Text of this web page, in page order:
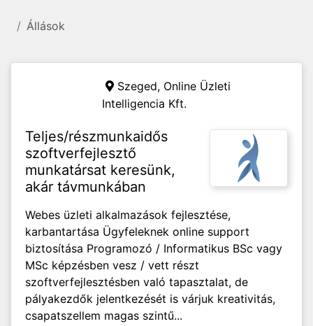
Állások
Szeged, Online Üzleti
Intelligencia Kft.
Teljes/részmunkaidős
szoftverfejlesztő
munkatársat keresünk,
akár távmunkában
Webes üzleti alkalmazások fejlesztése,
karbantartása Ügyfeleknek online support
biztosítása Programozó / Informatikus BSc vagy
MSc képzésben vesz / vett részt
szoftverfejlesztésben való tapasztalat, de
pályakezdők jelentkezését is várjuk kreativitás,
csapatszellem magas szintű...